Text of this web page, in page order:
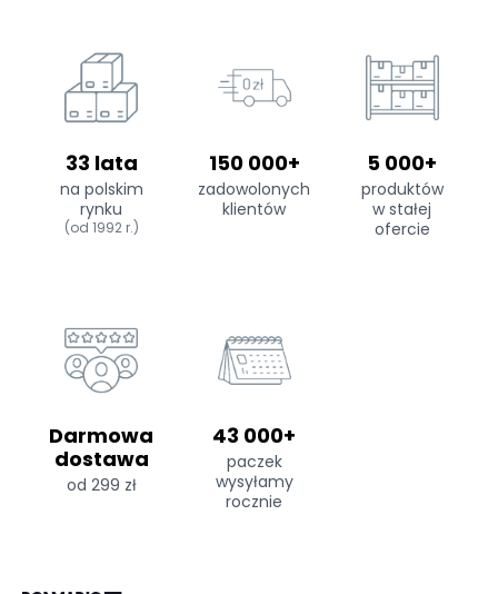
33 lata
na polskim
rynku
(od 1992 r.)
150 000+
zadowolonych
klientów
5 000+
produktów
w stałej
ofercie
Darmowa
dostawa
od 299 zł
43 000+
paczek
wysyłamy
rocznie